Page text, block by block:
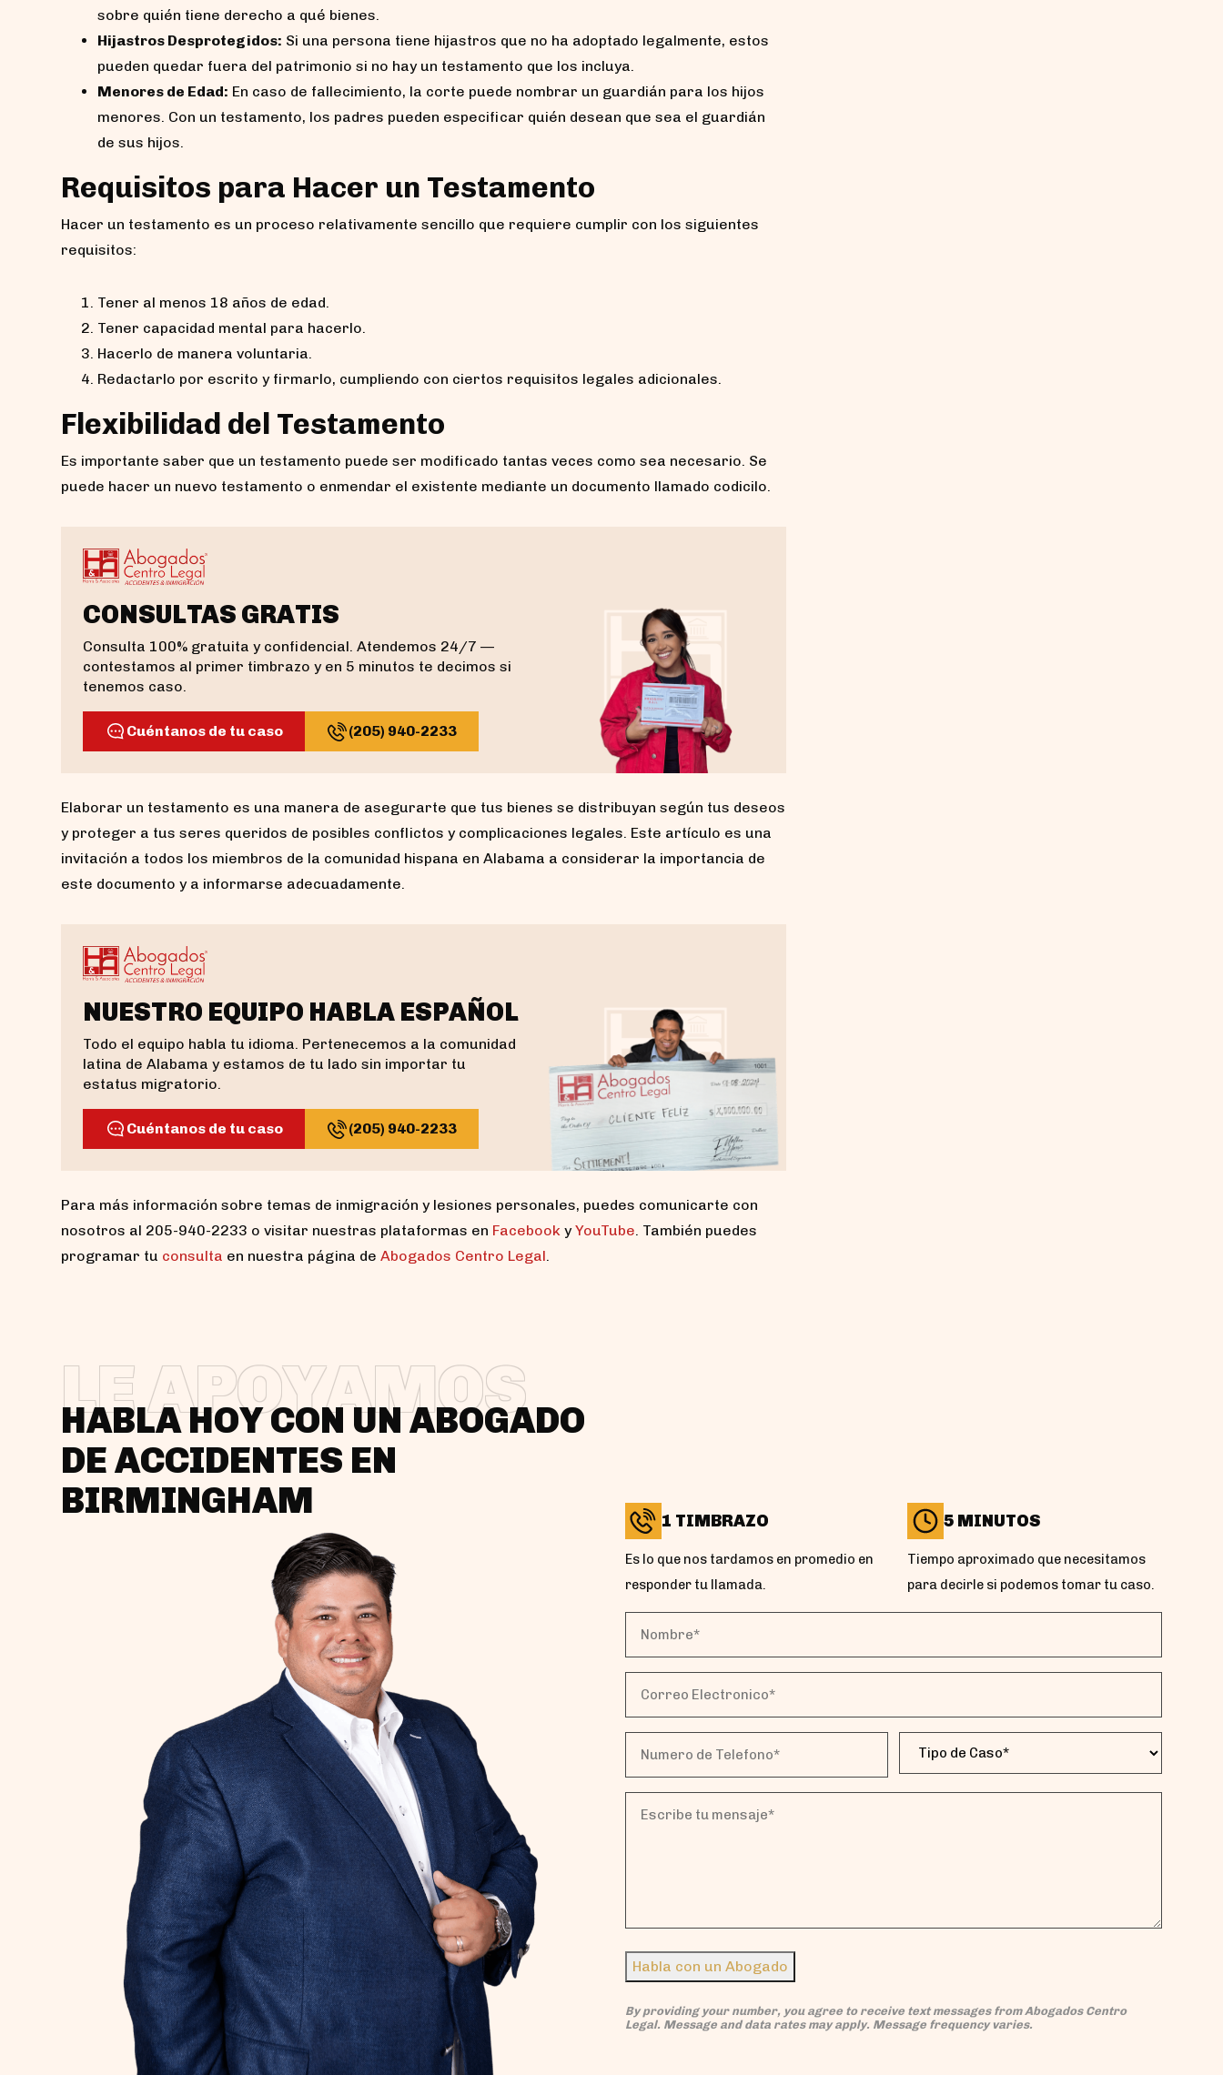
sobre quién tiene derecho a qué bienes.
Hijastros Desprotegidos: Si una persona tiene hijastros que no ha adoptado legalmente, estos
pueden quedar fuera del patrimonio si no hay un testamento que los incluya.
Menores de Edad: En caso de fallecimiento, la corte puede nombrar un guardián para los hijos
menores. Con un testamento, los padres pueden especificar quién desean que sea el guardián
de sus hijos.
Requisitos para Hacer un Testamento
Hacer un testamento es un proceso relativamente sencillo que requiere cumplir con los siguientes
requisitos:
Tener al menos 18 años de edad.
Tener capacidad mental para hacerlo.
Hacerlo de manera voluntaria.
Redactarlo por escrito y firmarlo, cumpliendo con ciertos requisitos legales adicionales.
Flexibilidad del Testamento
Es importante saber que un testamento puede ser modificado tantas veces como sea necesario. Se
puede hacer un nuevo testamento o enmendar el existente mediante un documento llamado codicilo.
CONSULTAS GRATIS
Consulta 100% gratuita y confidencial. Atendemos 24/7 —
contestamos al primer timbrazo y en 5 minutos te decimos si
tenemos caso.
Cuéntanos de tu caso (205) 940-2233
Elaborar un testamento es una manera de asegurarte que tus bienes se distribuyan según tus deseos
y proteger a tus seres queridos de posibles conflictos y complicaciones legales. Este artículo es una
invitación a todos los miembros de la comunidad hispana en Alabama a considerar la importancia de
este documento y a informarse adecuadamente.
NUESTRO EQUIPO HABLA ESPAÑOL
Todo el equipo habla tu idioma. Pertenecemos a la comunidad
latina de Alabama y estamos de tu lado sin importar tu
estatus migratorio.
Cuéntanos de tu caso (205) 940-2233
Para más información sobre temas de inmigración y lesiones personales, puedes comunicarte con
nosotros al 205-940-2233 o visitar nuestras plataformas en Facebook yYouTube. También puedes
programar tu consulta en nuestra página de Abogados Centro Legal.
HABLA HOY CON UN ABOGADO
DE ACCIDENTES EN
BIRMINGHAM
LE APOYAMOS
1 TIMBRAZO
Es lo que nos tardamos en promedio en
responder tu llamada.
5 MINUTOS
Tiempo aproximado que necesitamos
para decirle si podemos tomar tu caso.
(Obligatorio)
Telefono*
(Obligatorio)
Caso(Obligatorio)
Habla con un Abogado
By providing your number, you agree to receive text messages from Abogados Centro
Legal. Message and data rates may apply. Message frequency varies.